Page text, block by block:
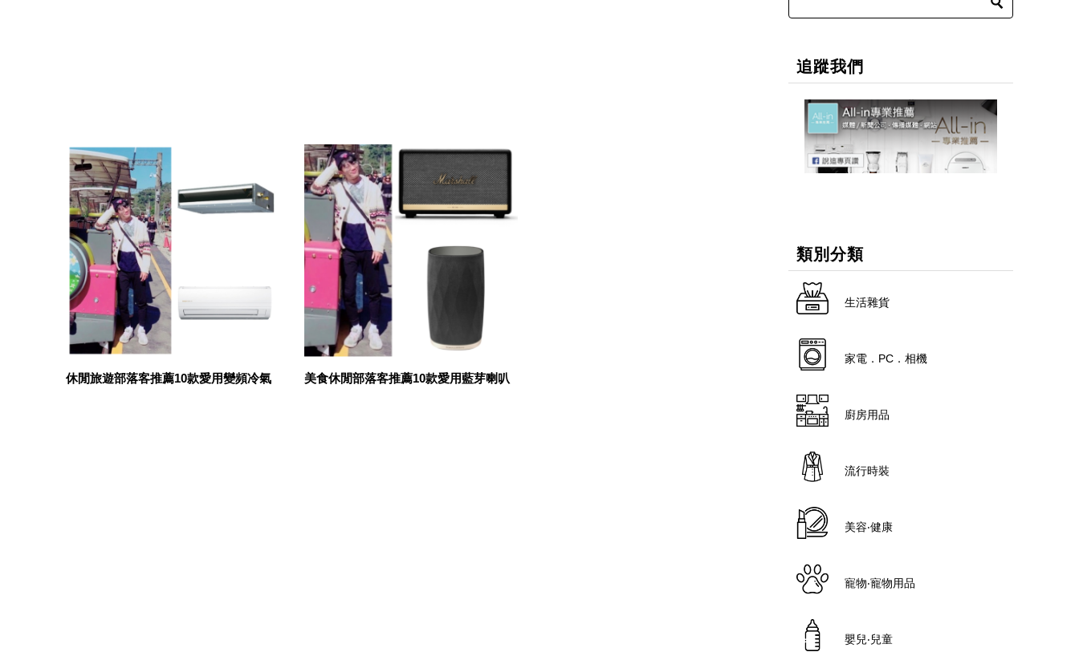
休閒旅遊部落客推薦10款愛用變頻冷氣 美食休閒部落客推薦10款愛用藍芽喇叭
追蹤我們
類別分類
生活雜貨
家電．PC．相機
廚房用品
流行時裝
美容‧健康
寵物‧寵物用品
嬰兒‧兒童